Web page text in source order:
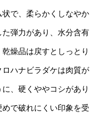
で、柔らかくしなやか
弾力があり、水分含有
燥品は戻すとしっとり
ハナビラダケは肉質が
、硬くややコシがあり
で破れにくい印象を受